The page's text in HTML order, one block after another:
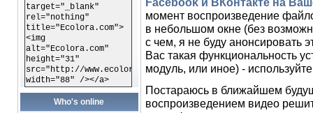
target="_blank"
rel="nothing"
title="Ecolora.com">
<img
alt="Ecolora.com"
height="31"
src="http://www.ecolora.com/images/ecoloracom.gif"
width="88" /></a>
Who's online
момент воспроизведение
в небольшом окне (без
с чем, я не буду анонсировать
Вас такая функциональность
модуль, или иное) -
Постараюсь в ближайшем
воспроизведением видео